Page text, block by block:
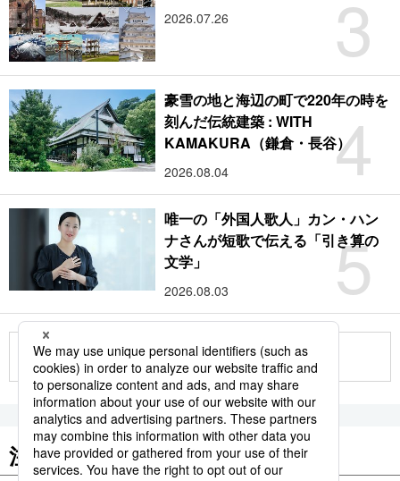
3
2026.07.26
4
豪雪の地と海辺の町で220年の時を
刻んだ伝統建築 : WITH
KAMAKURA（鎌倉・長谷）
2026.08.04
5
唯一の「外国人歌人」カン・ハン
ナさんが短歌で伝える「引き算の
文学」
2026.08.03
もっと見る
注目のキーワード